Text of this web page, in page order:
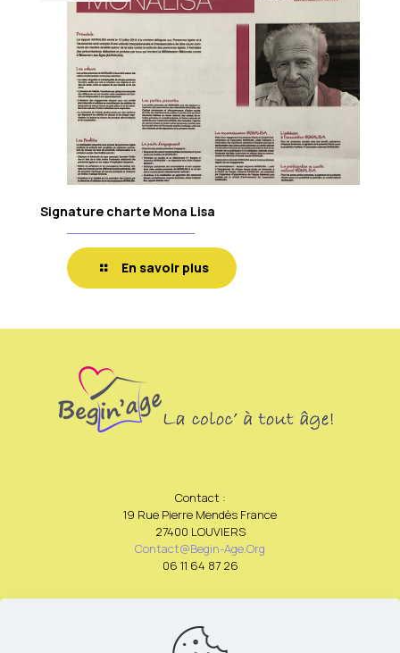
Signature charte Mona Lisa
En savoir plus
Contact :
19 Rue Pierre Mendès France
27400 LOUVIERS
Contact@begin-Age.org
06 11 64 87 26
Politique de protection des données